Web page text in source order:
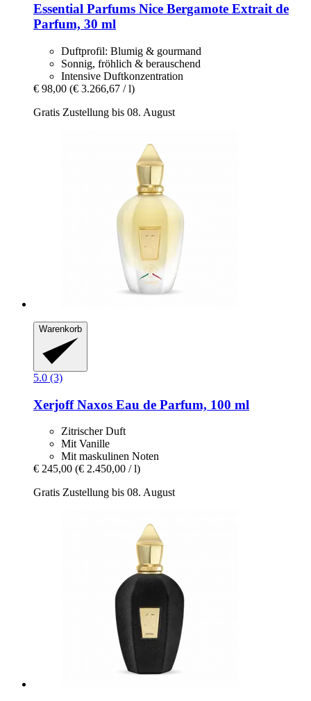
Essential Parfums Nice Bergamote Extrait de
Parfum, 30 ml
Duftprofil: Blumig & gourmand
Sonnig, fröhlich & berauschend
Intensive Duftkonzentration
€ 98,00 (€ 3.266,67 / l)
Gratis Zustellung bis 08. August
Warenkorb
5.0 (3)
XerjoffNaxos Eau de Parfum, 100 ml
Zitrischer Duft
Mit Vanille
Mit maskulinen Noten
€ 245,00 (€ 2.450,00 / l)
Gratis Zustellung bis 08. August